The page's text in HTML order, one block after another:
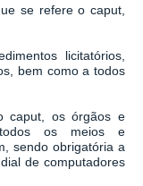
se refere o caput,
licitatórios,
bem como a todos
caput, os órgãos e
todos os meios e
sendo obrigatória a
de computadores